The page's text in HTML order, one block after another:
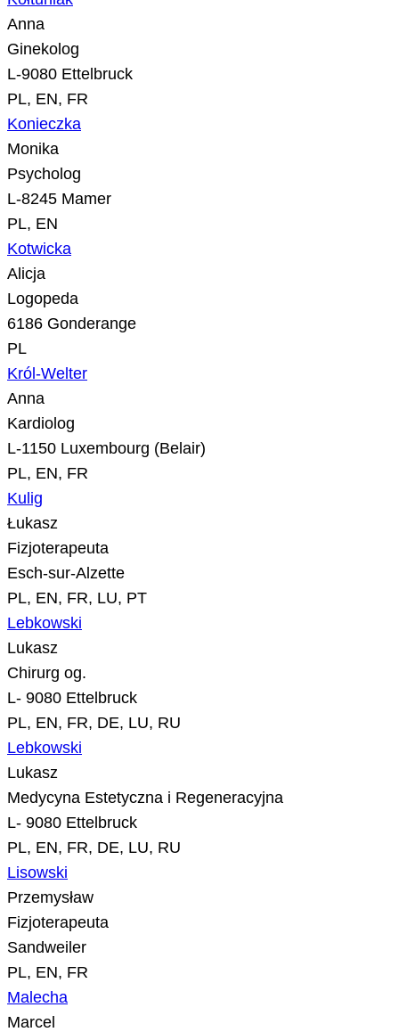
Anna
Ginekolog
L-9080 Ettelbruck
PL, EN, FR
Konieczka
Monika
Psycholog
L-8245 Mamer
PL, EN
Kotwicka
Alicja
Logopeda
6186 Gonderange
PL
Król-Welter
Anna
Kardiolog
L-1150 Luxembourg (Belair)
PL, EN, FR
Kulig
Łukasz
Fizjoterapeuta
Esch-sur-Alzette
PL, EN, FR, LU, PT
Lebkowski
Lukasz
Chirurg og.
L- 9080 Ettelbruck
PL, EN, FR, DE, LU, RU
Lebkowski
Lukasz
Medycyna Estetyczna i Regeneracyjna
L- 9080 Ettelbruck
PL, EN, FR, DE, LU, RU
Lisowski
Przemysław
Fizjoterapeuta
Sandweiler
PL, EN, FR
Malecha
Marcel